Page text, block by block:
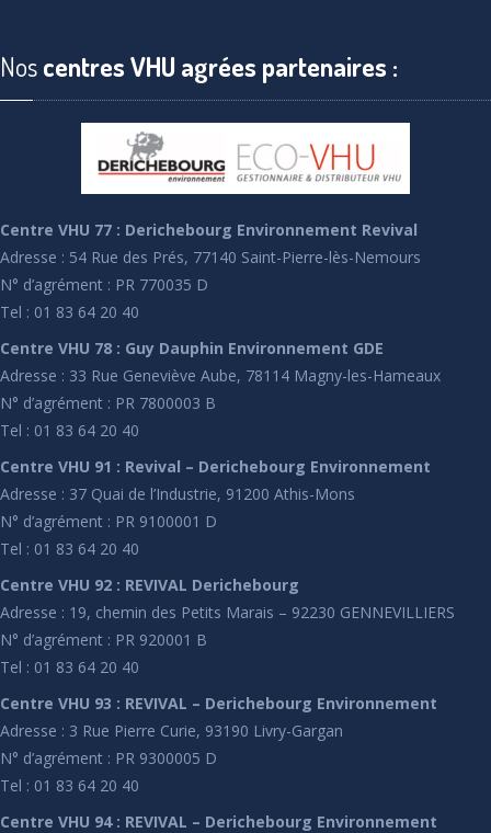
Noscentres VHU agrées partenaires :
Centre VHU 77 : Derichebourg Environnement Revival
Adresse : 54 Rue des Prés, 77140 Saint-Pierre-lès-Nemours
N° d’agrément : PR 770035 D
Tel : 01 83 64 20 40
Centre VHU 78 : Guy Dauphin Environnement GDE
Adresse : 33 Rue Geneviève Aube, 78114 Magny-les-Hameaux
N° d’agrément : PR 7800003 B
Tel : 01 83 64 20 40
Centre VHU 91 : Revival – Derichebourg Environnement
Adresse : 37 Quai de l’Industrie, 91200 Athis-Mons
N° d’agrément : PR 9100001 D
Tel : 01 83 64 20 40
Centre VHU 92 : REVIVAL Derichebourg
Adresse : 19, chemin des Petits Marais – 92230 GENNEVILLIERS
N° d’agrément : PR 920001 B
Tel : 01 83 64 20 40
Centre VHU 93 : REVIVAL – Derichebourg Environnement
Adresse : 3 Rue Pierre Curie, 93190 Livry-Gargan
N° d’agrément : PR 9300005 D
Tel : 01 83 64 20 40
Centre VHU 94 : REVIVAL – Derichebourg Environnement